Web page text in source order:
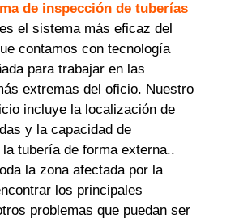
de inspección de tuberías
el sistema más eficaz del
contamos con tecnología
para trabajar en las
extremas del oficio. Nuestro
incluye la localización de
y la capacidad de
tubería de forma externa..
la zona afectada por la
los principales
problemas que puedan ser